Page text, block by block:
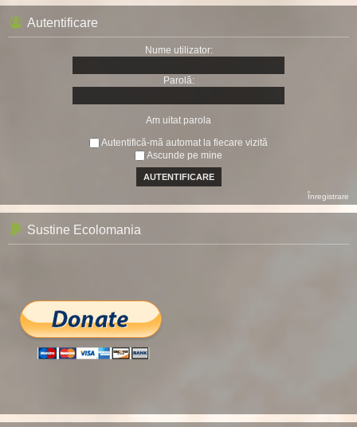
Autentificare
Nume utilizator:
Parolă:
Am uitat parola
Autentifică-mă automat la fiecare vizită
Ascunde pe mine
Înregistrare
Sustine Ecolomania